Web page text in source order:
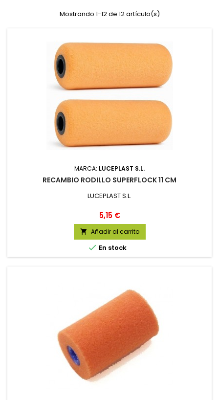
Mostrando 1-12 de 12 artículo(s)
MARCA: LUCEPLAST S.L.
RECAMBIO RODILLO SUPERFLOCK 11 CM
LUCEPLAST S.L.
Precio
5,15 €
 Añadir al carrito
 En stock